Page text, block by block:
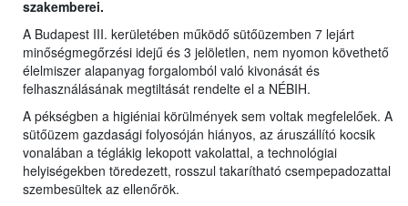
szakemberei.
A Budapest III. kerületében működő sütőüzemben 7 lejárt
minőségmegőrzési idejű és 3 jelöletlen, nem nyomon követhető
élelmiszer alapanyag forgalomból való kivonását és
felhasználásának megtiltását rendelte el a NÉBIH.
A pékségben a higiéniai körülmények sem voltak megfelelőek. A
sütőüzem gazdasági folyosóján hiányos, az áruszállító kocsik
vonalában a téglákig lekopott vakolattal, a technológiai
helyiségekben töredezett, rosszul takarítható csempepadozattal
szembesültek az ellenőrök.